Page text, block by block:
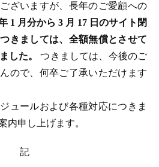
ざいますが、長年のご愛顧への
1 月分から 3 月 17 日のサイト閉
きましては、全額無償とさせて
した。つきましては、今後のご
ので、何卒ご了承いただけます
ュールおよび各種対応につきま
内申し上げます。
記